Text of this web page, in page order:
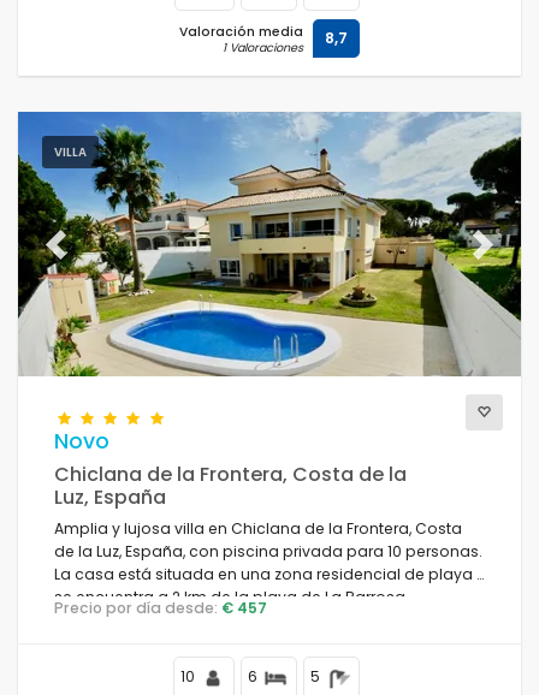
Valoración media
1 Valoraciones 8,7
VILLA
Previous Next
Novo
Chiclana de la Frontera, Costa de la
Luz, España
Amplia y lujosa villa en Chiclana de la Frontera, Costa
de la Luz, España, con piscina privada para 10 personas.
La casa está situada en una zona residencial de playa y
se encuentra a 2 km de la playa de La Barrosa.
Precio por día desde: € 457
10 6 5